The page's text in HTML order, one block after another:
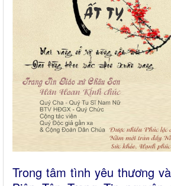
Trong tâm tình yêu thương